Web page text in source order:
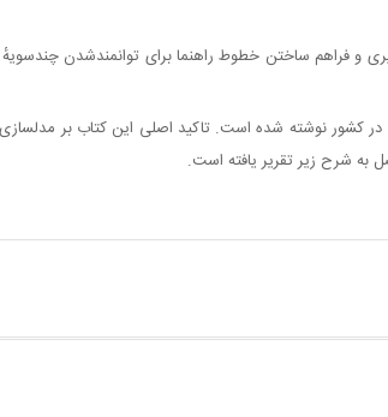
و فراهم ساختن خطوط راهنما برای توانمندشدن
کشور نوشته شده است. تاکید اصلی این کتاب بر مدلسازی
شرح زیر تقریر‌ یافته است.